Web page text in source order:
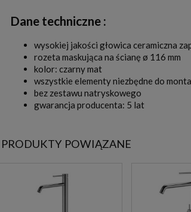
Dane techniczne :
wysokiej jakości głowica ceramiczna
rozeta maskująca na ścianę ø 116 mm
kolor: czarny mat
wszystkie elementy niezbędne do
bez zestawu natryskowego
gwarancja producenta: 5 lat
PRODUKTY POWIĄZANE